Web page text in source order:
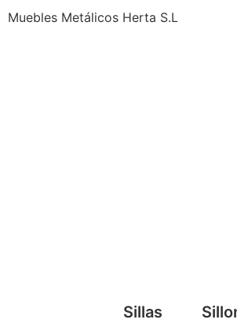
Muebles Metálicos Herta S.L
Sillas